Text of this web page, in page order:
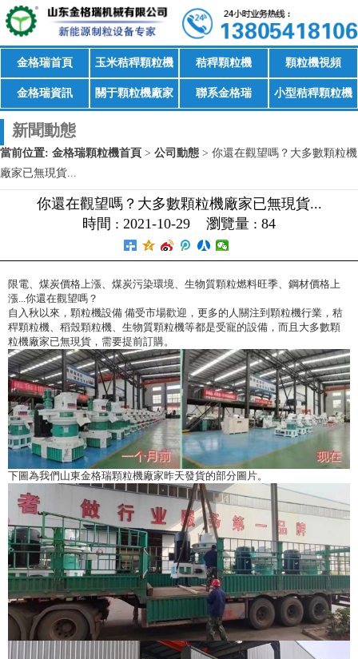
金格瑞首頁 玉米秸稈顆粒機 秸稈顆粒機 顆粒機視頻
金格瑞資訊 關于顆粒機廠家 聯系金格瑞 小型秸稈顆粒機
新聞動態
當前位置: 金格瑞顆粒機首頁 > 公司動態 > 你還在觀望嗎？大多數顆粒機
廠家已無現貨...
你還在觀望嗎？大多數顆粒機廠家已無現貨...
時間 : 2021-10-29
瀏覽量 : 84
限電、煤炭價格上漲、煤炭污染環境、生物質顆粒燃料旺季、鋼材價格上
漲...你還在觀望嗎？
自入秋以來，顆粒機設備 備受市場歡迎，更多的人關注到顆粒機行業，秸
稈顆粒機、稻殼顆粒機、生物質顆粒機等都是受寵的設備，而且大多數顆
粒機廠家已無現貨，需要提前訂購。
下圖為我們山東金格瑞顆粒機廠家昨天發貨的部分圖片。